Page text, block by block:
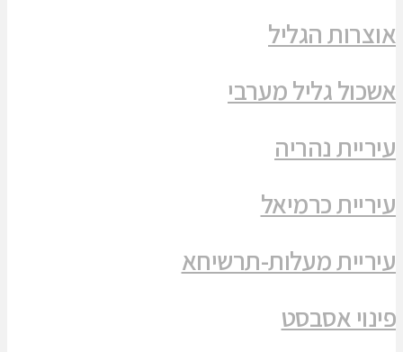
אוצרות הגליל
אשכול גליל מערבי
עיריית נהריה
עיריית כרמיאל
עיריית מעלות-תרשיחא
פינוי אסבסט